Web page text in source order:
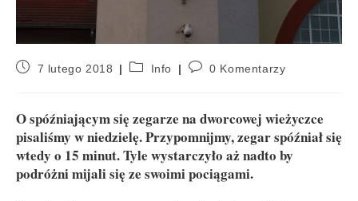
7 lutego 2018 Info 0 Komentarzy
O spóźniającym się zegarze na dworcowej wieżyczce
pisaliśmy w niedzielę. Przypomnijmy, zegar spóźniał się
wtedy o 15 minut. Tyle wystarczyło aż nadto by
podróżni mijali się ze swoimi pociągami.